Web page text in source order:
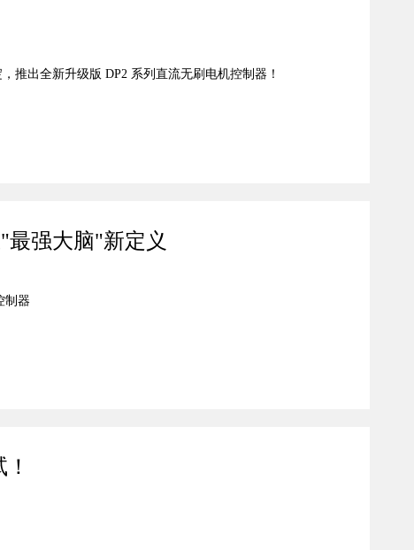
推出全新升级版 DP2 系列直流无刷电机控制器！
最强大脑"新定义
制器